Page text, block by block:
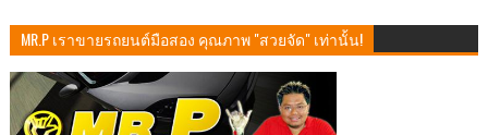
MR.P เราขายรถยนต์มือสอง คุณภาพ "สวยจัด" เท่านั้น!